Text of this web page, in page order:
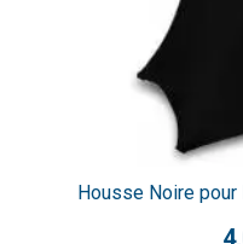
Housse Noire